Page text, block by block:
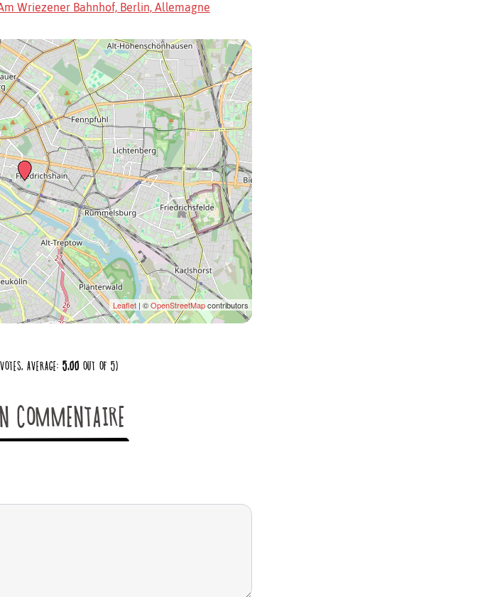
Wriezener Bahnhof, Berlin, Allemagne
Leaflet| ©OpenStreetMapcontributors
AVERAGE: 5,00 OUT OF 5)
COMMENTAIRE